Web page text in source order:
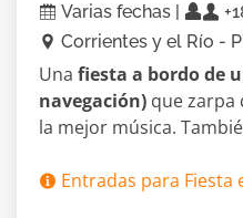
Varias fechas |
Corrientes y el Río -
Una fiesta a bordo de
navegación) que zarpa
la mejor música.
Entradas para Fiesta